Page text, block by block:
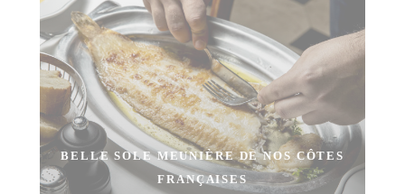
BELLE SOLE MEUNIÈRE DE NOS CÔTES
FRANÇAISES